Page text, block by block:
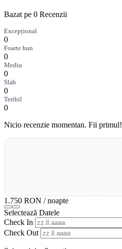
Bazat pe 0 Recenzii
Excepțional
0
Foarte bun
0
Mediu
0
Slab
0
Teribil
0
Nicio recenzie momentan. Fii primul!
1.750 RON / noapte
Selectează Datele
Check In
Check Out